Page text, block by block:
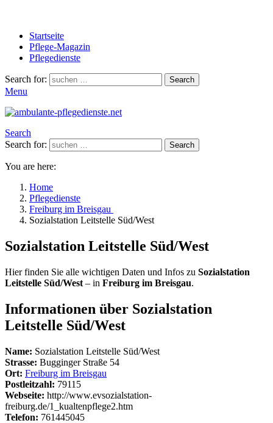
Startseite
Pflege-Magazin
Pflegedienste
Search for: Search
Menu
Search
Search for:
Search
You are here:
Home
Pflegedienste
Freiburg im Breisgau
Sozialstation Leitstelle Süd/West
Sozialstation Leitstelle Süd/West
Hier finden Sie alle wichtigen Daten und Infos zu Sozialstation
Leitstelle Süd/West – in Freiburg im Breisgau.
Informationen über Sozialstation
Leitstelle Süd/West
Name: Sozialstation Leitstelle Süd/West
Strasse: Bugginger Straße 54
Ort: Freiburg im Breisgau
Postleitzahl: 79115
Webseite: http://www.evsozialstation-
freiburg.de/1_kualtenpflege2.htm
Telefon: 761445045